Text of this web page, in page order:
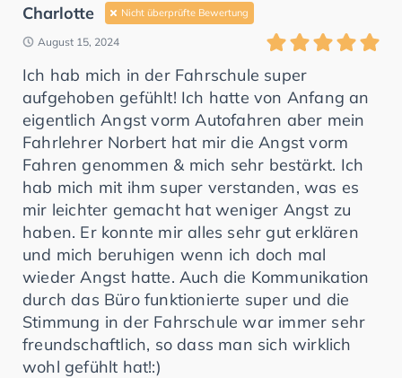
Charlotte Nicht überprüfte Bewertung
August 15, 2024
Ich hab mich in der Fahrschule super
aufgehoben gefühlt! Ich hatte von Anfang an
eigentlich Angst vorm Autofahren aber mein
Fahrlehrer Norbert hat mir die Angst vorm
Fahren genommen & mich sehr bestärkt. Ich
hab mich mit ihm super verstanden, was es
mir leichter gemacht hat weniger Angst zu
haben. Er konnte mir alles sehr gut erklären
und mich beruhigen wenn ich doch mal
wieder Angst hatte. Auch die Kommunikation
durch das Büro funktionierte super und die
Stimmung in der Fahrschule war immer sehr
freundschaftlich, so dass man sich wirklich
wohl gefühlt hat!:)